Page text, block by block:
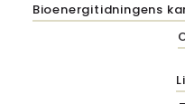
Bioenergitidningens